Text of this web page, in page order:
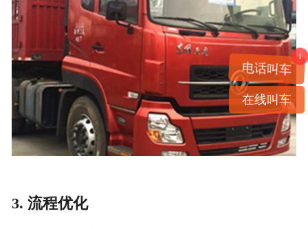
3. 流程优化
电话叫车
1
在线叫车